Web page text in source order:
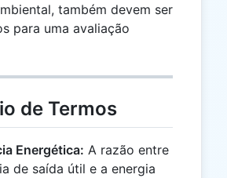
também devem ser
para uma avaliação
de Termos
Energética: A razão entre
de saída útil e a energia